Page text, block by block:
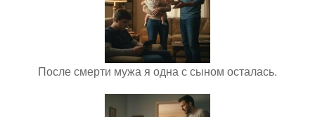
После смерти мужа я одна с сыном осталась.